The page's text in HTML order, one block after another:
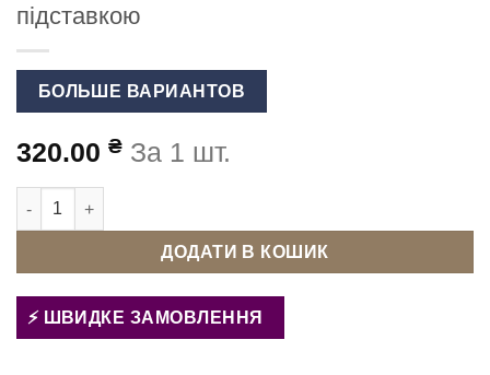
підставкою
БОЛЬШЕ ВАРИАНТОВ
320.00 ₴ За 1 шт.
Пробійник для турецького преса 12 мм з підставкою
ДОДАТИ В КОШИК
ШВИДКЕ ЗАМОВЛЕННЯ